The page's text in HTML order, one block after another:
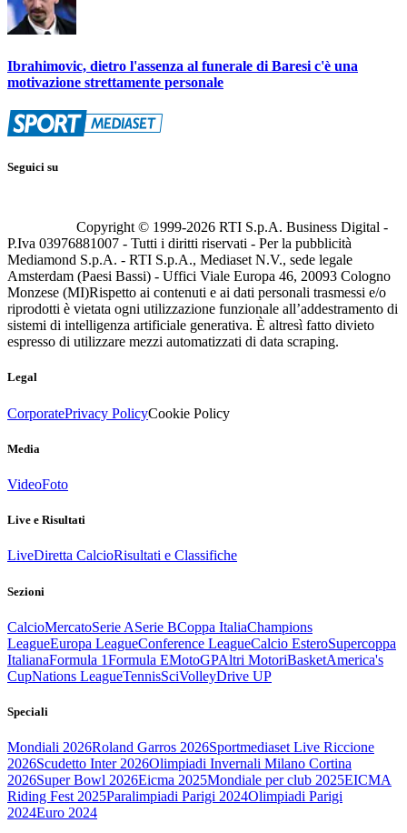
Ibrahimovic, dietro l'assenza al funerale di Baresi c'è una
motivazione strettamente personale
Seguici su
Copyright © 1999-2026 RTI S.p.A. Business Digital -
P.Iva 03976881007 - Tutti i diritti riservati - Per la pubblicità
Mediamond S.p.A. - RTI S.p.A., Mediaset N.V., sede legale
Amsterdam (Paesi Bassi) - Uffici Viale Europa 46, 20093 Cologno
Monzese (MI)Rispetto ai contenuti e ai dati personali trasmessi e/o
riprodotti è vietata ogni utilizzazione funzionale all’addestramento di
sistemi di intelligenza artificiale generativa. È altresì fatto divieto
espresso di utilizzare mezzi automatizzati di data scraping.
Legal
CorporatePrivacy PolicyCookie Policy
Media
VideoFoto
Live e Risultati
LiveDiretta CalcioRisultati e Classifiche
Sezioni
CalcioMercatoSerie ASerie BCoppa ItaliaChampions
LeagueEuropa LeagueConference LeagueCalcio EsteroSupercoppa
ItalianaFormula 1Formula EMotoGPAltri MotoriBasketAmerica's
CupNations LeagueTennisSciVolleyDrive UP
Speciali
Mondiali 2026Roland Garros 2026Sportmediaset Live Riccione
2026Scudetto Inter 2026Olimpiadi Invernali Milano Cortina
2026Super Bowl 2026Eicma 2025Mondiale per club 2025EICMA
Riding Fest 2025Paralimpiadi Parigi 2024Olimpiadi Parigi
2024Euro 2024